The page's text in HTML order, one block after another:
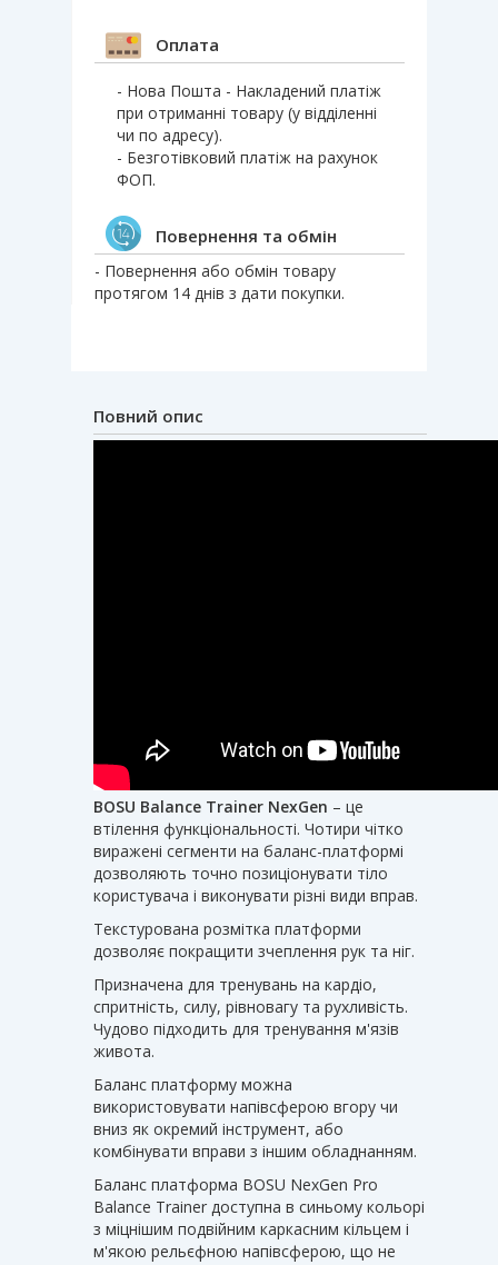
Оплата
- Нова Пошта - Накладений платіж
при отриманні товару (у відділенні
чи по адресу).
- Безготівковий платіж на рахунок
ФОП.
Повернення та обмін
- Повернення або обмін товару
протягом 14 днів з дати покупки.
Повний опис
BOSU Balance Trainer NexGen – це
втілення функціональності. Чотири чітко
виражені сегменти на баланс-платформі
дозволяють точно позиціонувати тіло
користувача і виконувати різні види вправ.
Текстурована розмітка платформи
дозволяє покращити зчеплення рук та ніг.
Призначена для тренувань на кардіо,
спритність, силу, рівновагу та рухливість.
Чудово підходить для тренування м'язів
живота.
Баланс платформу можна
використовувати напівсферою вгору чи
вниз як окремий інструмент, або
комбінувати вправи з іншим обладнанням.
Баланс платформа BOSU NexGen Pro
Balance Trainer доступна в синьому кольорі
з міцнішим подвійним каркасним кільцем і
м'якою рельєфною напівсферою, що не